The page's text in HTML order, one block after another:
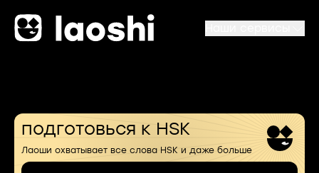
подготовься к HSK
Лаоши охватывает все слова HSK и даже больше